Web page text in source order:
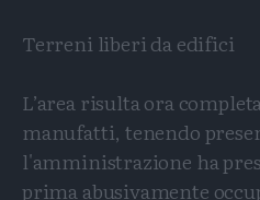
Terreni liberi da edifici
L’area risulta ora
manufatti, tenendo
l'amministrazione ha
prima abusivamente